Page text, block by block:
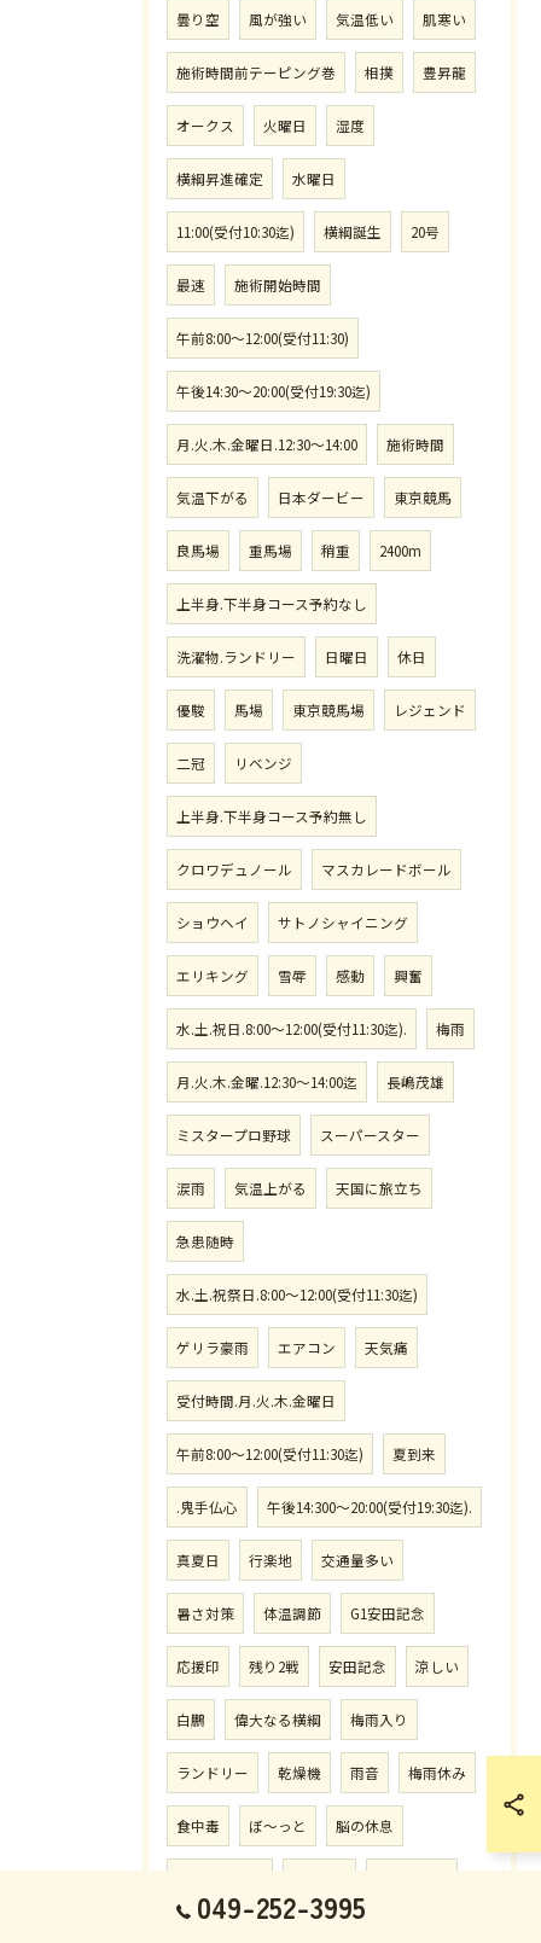
曇り空 風が強い 気温低い 肌寒い
施術時間前テーピング巻 相撲 豊昇龍
オークス 火曜日 湿度
横綱昇進確定 水曜日
11:00(受付10:30迄) 横綱誕生 20号
最速 施術開始時間
午前8:00〜12:00(受付11:30)
午後14:30〜20:00(受付19:30迄)
月.火.木.金曜日.12:30〜14:00 施術時間
気温下がる 日本ダービー 東京競馬
良馬場 重馬場 稍重 2400m
上半身.下半身コース予約なし
洗濯物.ランドリー 日曜日 休日
優駿 馬場 東京競馬場 レジェンド
二冠 リベンジ
上半身.下半身コース予約無し
クロワデュノール マスカレードボール
ショウヘイ サトノシャイニング
エリキング 雪辱 感動 興奮
水.土.祝日.8:00〜12:00(受付11:30迄). 梅雨
月.火.木.金曜.12:30〜14:00迄 長嶋茂雄
ミスタープロ野球 スーパースター
涙雨 気温上がる 天国に旅立ち
急患随時
水.土.祝祭日.8:00〜12:00(受付11:30迄)
ゲリラ豪雨 エアコン 天気痛
受付時間.月.火.木.金曜日
午前8:00〜12:00(受付11:30迄) 夏到来
.鬼手仏心 午後14:300〜20:00(受付19:30迄).
真夏日 行楽地 交通量多い
暑さ対策 体温調節 G1安田記念
応援印 残り2戦 安田記念 涼しい
白鵬 偉大なる横綱 梅雨入り
ランドリー 乾燥機 雨音 梅雨休み
食中毒 ぼ〜っと 脳の休息
049-252-3995